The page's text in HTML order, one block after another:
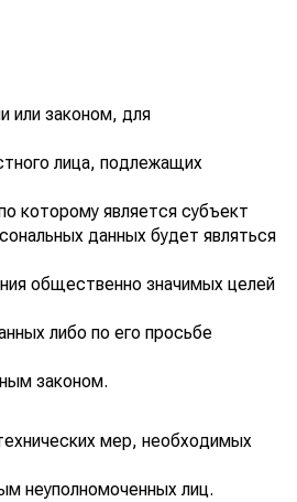
или законом, для
лица, подлежащих
которому является субъект
данных будет являться
общественно значимых целей
либо по его просьбе
законом.
мер, необходимых
неуполномоченных лиц.